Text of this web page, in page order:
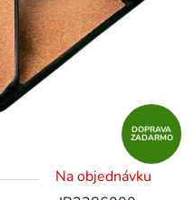
Na objednávku
DOPRAVA
ZADARMO